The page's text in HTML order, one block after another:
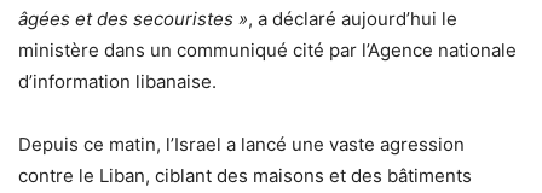
âgées et des secouristes », a déclaré aujourd’hui le
ministère dans un communiqué cité par l’Agence nationale
d’information libanaise.
Depuis ce matin, l’Israel a lancé une vaste agression
contre le Liban, ciblant des maisons et des bâtiments